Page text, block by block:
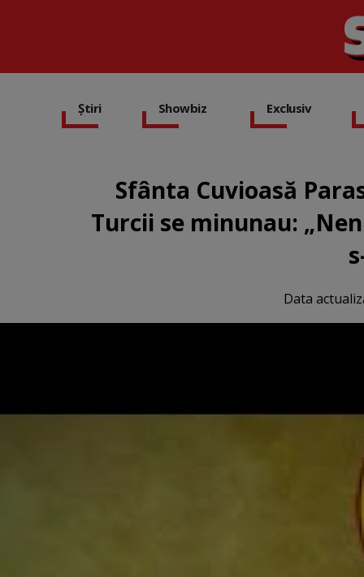
Știri Showbiz Exclusiv
Sfânta Cuvioasă
Turcii se minunau:
Data